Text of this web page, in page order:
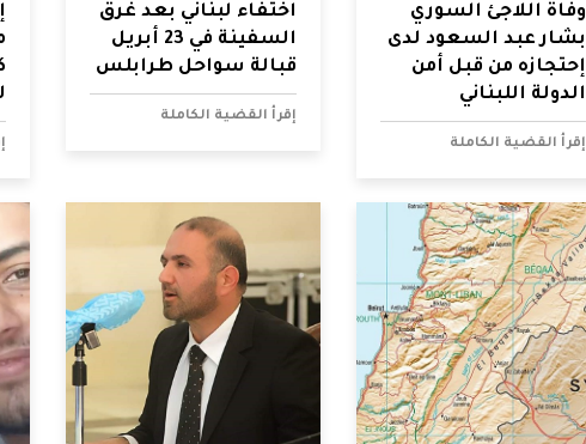
سوريا
تونس
الإمارات
وفاة اللاجئ السوري
بشار عبد السعود لدى
إحتجازه من قبل أمن
الدولة اللبناني
إقرأ القضية الكاملة
اختفاء لبناني بعد غرق
السفينة في 23 أبريل
قبالة سواحل طرابلس
إقرأ القضية الكاملة